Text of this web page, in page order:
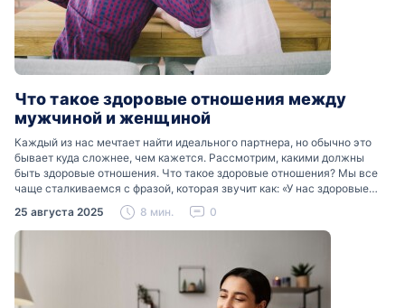
Что такое здоровые отношения между
мужчиной и женщиной
Каждый из нас мечтает найти идеального партнера, но обычно это
бывает куда сложнее, чем кажется. Рассмотрим, какими должны
быть здоровые отношения. Что такое здоровые отношения? Мы все
чаще сталкиваемся с фразой, которая звучит как: «У нас здоровые
отношения». Что именно подразумевается…
25 августа 2025 8 мин. 0